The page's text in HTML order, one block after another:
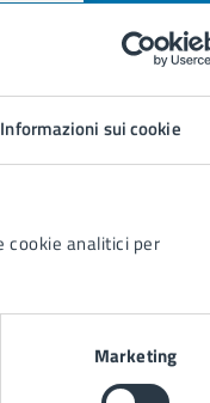
Informazioni sui cookie
cookie analitici per
Marketing